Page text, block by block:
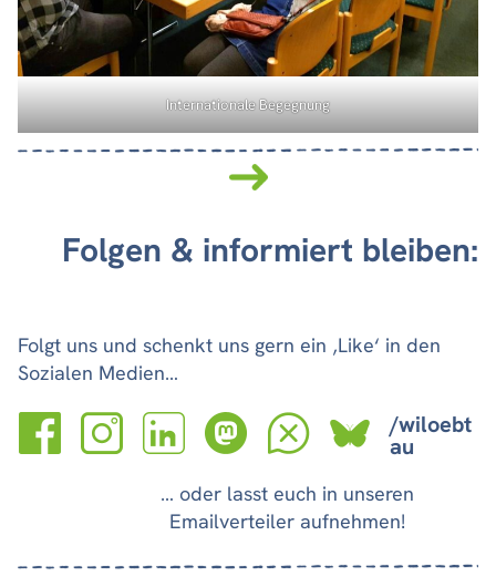
Internationale Begegnung
Folgen & informiert bleiben:
Folgt uns und schenkt uns gern ein ‚Like‘ in den
Sozialen Medien…
/wiloebt
au
… oder lasst euch in unseren
Emailverteiler aufnehmen!